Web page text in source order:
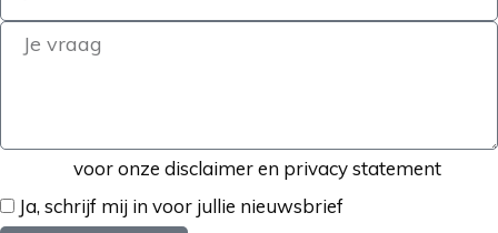
voor onze disclaimer en privacy statement
Ja, schrijf mij in voor jullie nieuwsbrief